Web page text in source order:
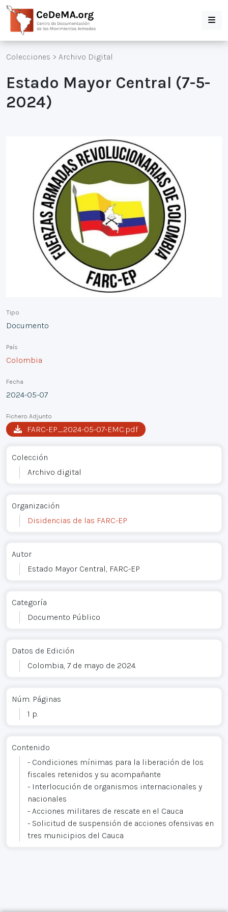
Colecciones > Archivo Digital
Estado Mayor Central (7-5-
2024)
Tipo
Documento
País
Colombia
Fecha
2024-05-07
Fichero Adjunto
FARC-EP_2024-05-07-EMC.pdf
Colección
Archivo digital
Organización
Disidencias de las FARC-EP
Autor
Estado Mayor Central, FARC-EP
Categoría
Documento Público
Datos de Edición
Colombia, 7 de mayo de 2024.
Núm. Páginas
1 p.
Contenido
- Condiciones mínimas para la liberación de los
fiscales retenidos y su acompañante
- Interlocución de organismos internacionales y
nacionales
- Acciones militares de rescate en el Cauca
- Solicitud de suspensión de acciones ofensivas en
tres municipios del Cauca